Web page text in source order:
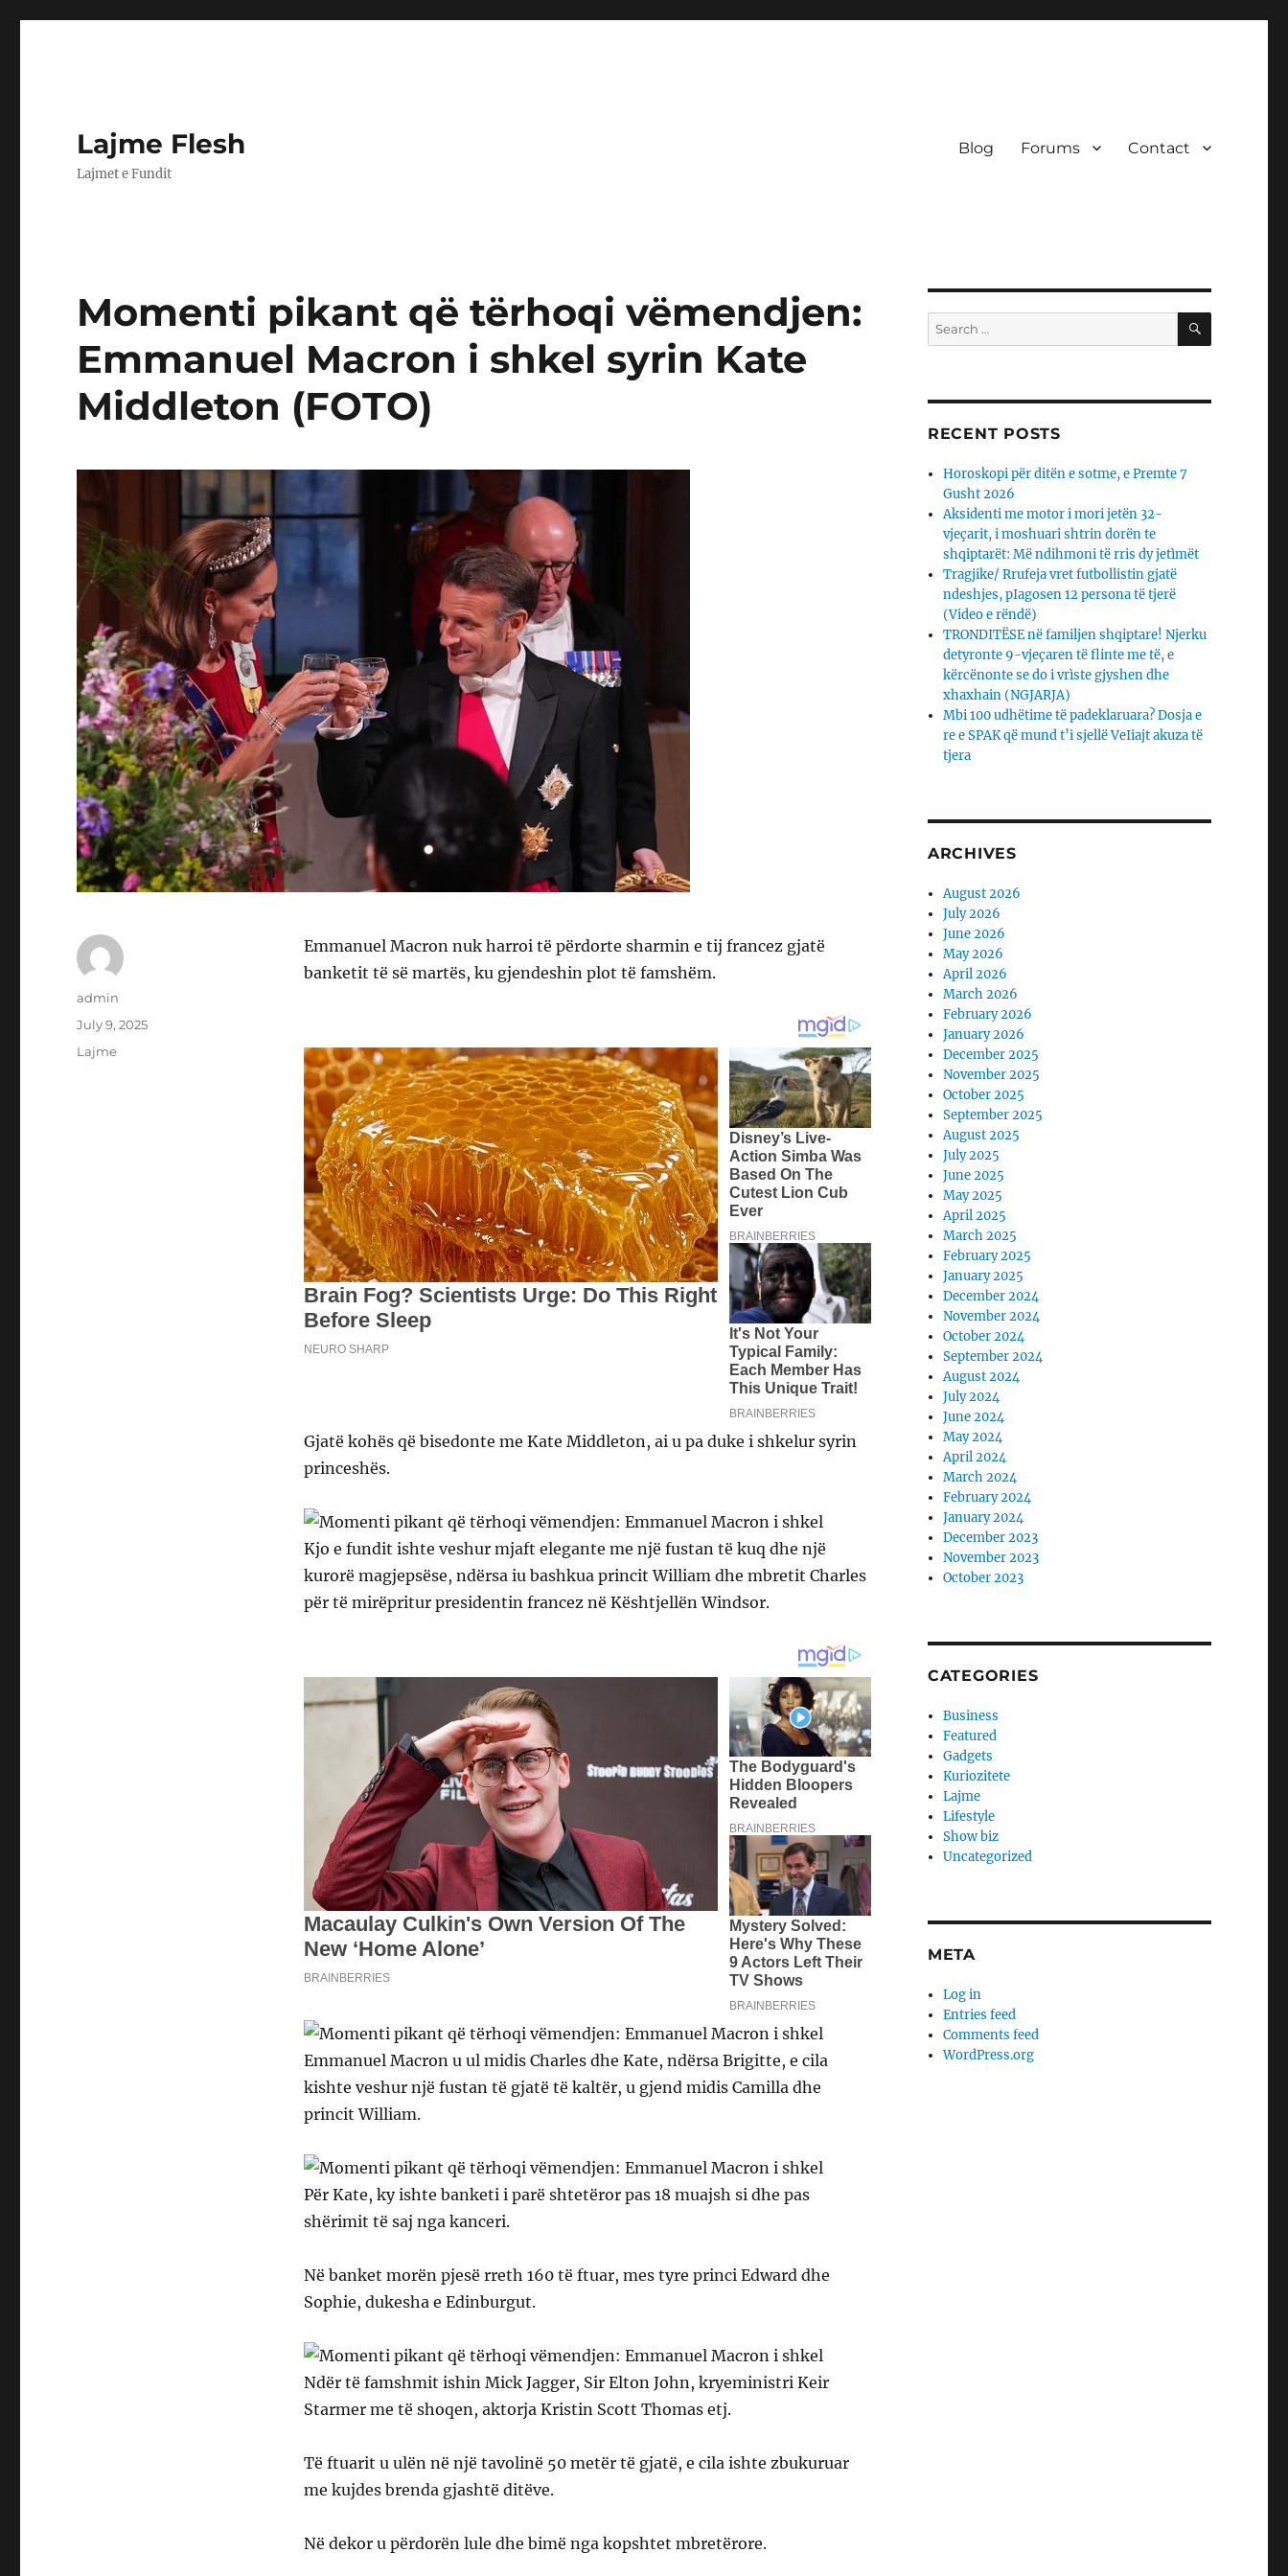
Lajme Flesh
Lajmet e Fundit
Blog Forums Contact
Momenti pikant që tërhoqi vëmendjen:
Emmanuel Macron i shkel syrin Kate
Middleton (FOTO)
Emmanuel Macron nuk harroi të përdorte sharmin e tij francez gjatë
banketit të së martës, ku gjendeshin plot të famshëm.
Gjatë kohës që bisedonte me Kate Middleton, ai u pa duke i shkelur syrin
princeshës.
Kjo e fundit ishte veshur mjaft elegante me një fustan të kuq dhe një
kurorë magjepsëse, ndërsa iu bashkua princit William dhe mbretit Charles
për të mirëpritur presidentin francez në Kështjellën Windsor.
Emmanuel Macron u ul midis Charles dhe Kate, ndërsa Brigitte, e cila
kishte veshur një fustan të gjatë të kaltër, u gjend midis Camilla dhe
princit William.
Për Kate, ky ishte banketi i parë shtetëror pas 18 muajsh si dhe pas
shërimit të saj nga kanceri.
Në banket morën pjesë rreth 160 të ftuar, mes tyre princi Edward dhe
Sophie, dukesha e Edinburgut.
Ndër të famshmit ishin Mick Jagger, Sir Elton John, kryeministri Keir
Starmer me të shoqen, aktorja Kristin Scott Thomas etj.
Të ftuarit u ulën në një tavolinë 50 metër të gjatë, e cila ishte zbukuruar
me kujdes brenda gjashtë ditëve.
Në dekor u përdorën lule dhe bimë nga kopshtet mbretërore.
Author
admin
Posted
July 9, 2025
Categories
Lajme
Search
for:
SEARCH
RECENT POSTS
Horoskopi për ditën e sotme, e Premte 7
Gusht 2026
Aksidenti me motor i mori jetën 32-
vjeçarit, i moshuari shtrin dorën te
shqiptarët: Më ndihmoni të rris dy jetìmët
Tragjike/ Rrufeja vret futbollistin gjatë
ndeshjes, pIagosen 12 persona të tjerë
(Video e rëndë)
TRONDITËSE në familjen shqiptare! Njerku
detyronte 9-vjeçaren të flinte me të, e
kërcënonte se do i vrìste gjyshen dhe
xhaxhain (NGJARJA)
Mbi 100 udhëtime të padeklaruara? Dosja e
re e SPAK që mund t’i sjellë VeIiajt akuza të
tjera
ARCHIVES
August 2026
July 2026
June 2026
May 2026
April 2026
March 2026
February 2026
January 2026
December 2025
November 2025
October 2025
September 2025
August 2025
July 2025
June 2025
May 2025
April 2025
March 2025
February 2025
January 2025
December 2024
November 2024
October 2024
September 2024
August 2024
July 2024
June 2024
May 2024
April 2024
March 2024
February 2024
January 2024
December 2023
November 2023
October 2023
CATEGORIES
Business
Featured
Gadgets
Kuriozitete
Lajme
Lifestyle
Show biz
Uncategorized
META
Log in
Entries feed
Comments feed
WordPress.org